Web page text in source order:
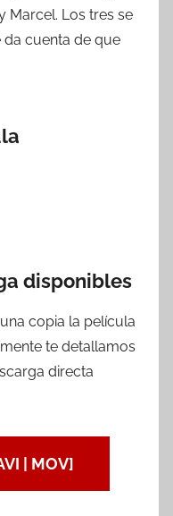
Marcel. Los tres se
cuenta de que
disponibles
copia la película
te detallamos
directa
| MOV]